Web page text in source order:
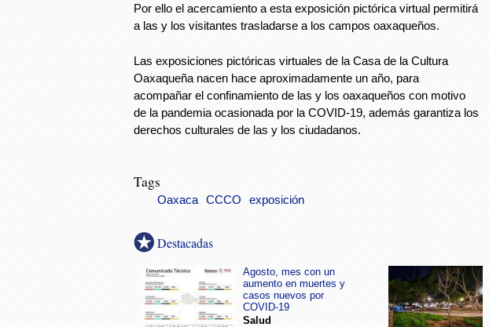
Por ello el acercamiento a esta exposición pictórica virtual permitirá
a las y los visitantes trasladarse a los campos oaxaqueños.
Las exposiciones pictóricas virtuales de la Casa de la Cultura
Oaxaqueña nacen hace aproximadamente un año, para
acompañar el confinamiento de las y los oaxaqueños con motivo
de la pandemia ocasionada por la COVID-19, además garantiza los
derechos culturales de las y los ciudadanos.
Tags
Oaxaca CCCO exposición
Destacadas
Agosto, mes con un
aumento en muertes y
casos nuevos por
COVID-19
Salud